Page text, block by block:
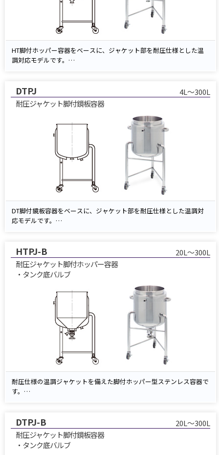
HT脚付ホッパー容器をベースに、ジャケット部を耐圧仕様とした温
調対応モデルです。
内容物は容器底部のノズルからスムーズに排出可能。加温・冷却を伴
う投入・排出工程に最適です。
DTPJ
4L～300L
耐圧ジャケット脚付鏡板容器
DT脚付鏡板容器をベースに、ジャケット部を耐圧仕様とした温調対
応モデルです。
内容物は底部のノズルからスムーズに排出でき、製造・研究現場での
保温・冷却用途に最適です。
HTPJ-B
20L～300L
耐圧ジャケット脚付ホッパー容器
・タンク底バルブ
耐圧仕様の温調ジャケットを備えた脚付ホッパー型ステンレス容器で
す。
ホッパー形状とタンク底バルブにより排出性が高く、残液を最小化。
脚付構造で設置安定性と作業性にも優れています。
サニタリー仕様・内外面バフ研磨仕上げにより衛生的で、食品・化
学・医薬品などの温調・充填・排出工程に最適です。
DTPJ-B
20L～300L
耐圧ジャケット脚付鏡板容器
・タンク底バルブ